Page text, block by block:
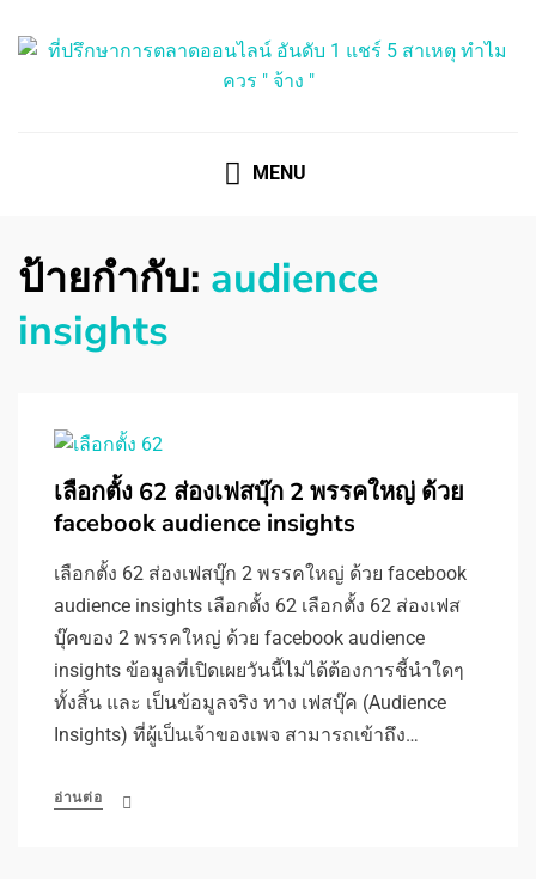
MENU
ป้ายกำกับ: audience
insights
เลือกตั้ง 62 ส่องเฟสบุ๊ก 2 พรรคใหญ่ ด้วย
facebook audience insights
เลือกตั้ง 62 ส่องเฟสบุ๊ก 2 พรรคใหญ่ ด้วย facebook
audience insights เลือกตั้ง 62 เลือกตั้ง 62 ส่องเฟส
บุ๊คของ 2 พรรคใหญ่ ด้วย facebook audience
insights ข้อมูลที่เปิดเผยวันนี้ไม่ได้ต้องการชี้นำใดๆ
ทั้งสิ้น และ เป็นข้อมูลจริง ทาง เฟสบุ๊ค (Audience
Insights) ที่ผู้เป็นเจ้าของเพจ สามารถเข้าถึง…
อ่านต่อ